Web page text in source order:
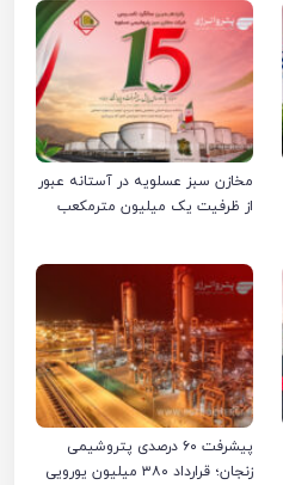
مخازن سبز عسلویه در آستانه عبور
از ظرفیت یک میلیون مترمکعب
پیشرفت ۶۰ درصدی پتروشیمی
زنجان؛ قرارداد ۳۸۰ میلیون یورویی